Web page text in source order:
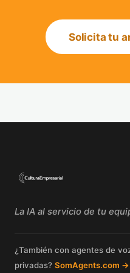
Solicita tu
La IA al servicio de tu
¿También con agentes de
privadas? SomAgents.com →